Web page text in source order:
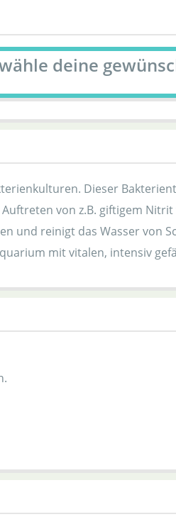
deine
Dieser
von z.B. giftigem
und reinigt das Wasser von
mit vitalen, intensiv